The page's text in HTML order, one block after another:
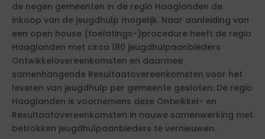
de negen gemeenten in de regio Haaglanden de
inkoop van de jeugdhulp mogelijk. Naar aanleiding van
een open house (toelatings-)procedure heeft de regio
Haaglanden met circa 180 jeugdhulpaanbieders
Ontwikkelovereenkomsten en daarmee
samenhangende Resultaatovereenkomsten voor het
leveren van jeugdhulp per gemeente gesloten. De regio
Haaglanden is voornemens deze Ontwikkel- en
Resultaatovereenkomsten in nauwe samenwerking met
betrokken jeugdhulpaanbieders te vernieuwen.